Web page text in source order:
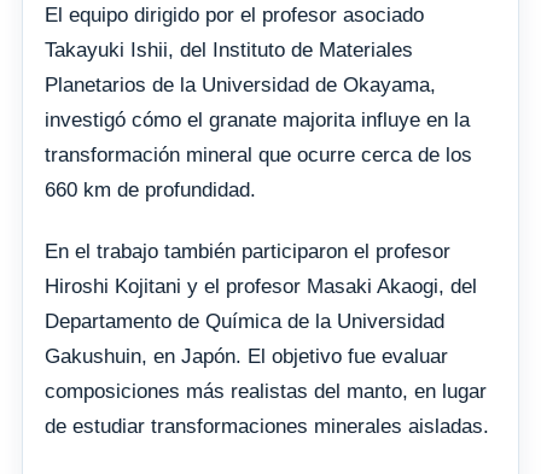
El equipo dirigido por el profesor asociado
Takayuki Ishii, del Instituto de Materiales
Planetarios de la Universidad de Okayama,
investigó cómo el granate majorita influye en la
transformación mineral que ocurre cerca de los
660 km de profundidad.
En el trabajo también participaron el profesor
Hiroshi Kojitani y el profesor Masaki Akaogi, del
Departamento de Química de la Universidad
Gakushuin, en Japón. El objetivo fue evaluar
composiciones más realistas del manto, en lugar
de estudiar transformaciones minerales aisladas.